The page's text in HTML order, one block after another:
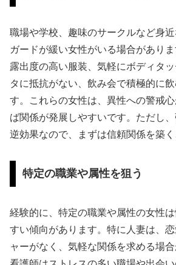
職場や学校、趣味のサークルなど身
ガードが緩い女性がいる場合がありま
露出度の高い服装、気軽にボディタ
タに抵抗がない、飲み会で積極的に
す。これらの女性は、異性への警戒
ば関係が発展しやすいです。ただし
逆効果なので、まずは信頼関係を築く
特定の職業や属性を狙う
経験的に、特定の職業や属性の女性
すい傾向があります。特に人妻は、
ャーがなく、気軽な関係を求める場合